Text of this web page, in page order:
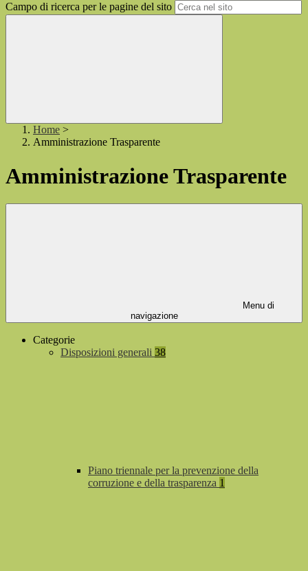
Campo di ricerca per le pagine del sito
Home >
Amministrazione Trasparente
Amministrazione Trasparente
Menu di
navigazione
Categorie
Disposizioni generali 38
Piano triennale per la prevenzione della
corruzione e della trasparenza 1